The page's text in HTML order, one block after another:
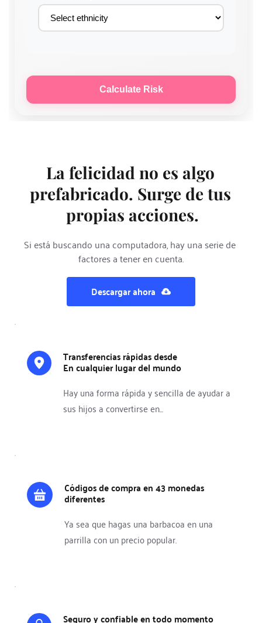
Calculate Risk
La felicidad no es algo
prefabricado. Surge de tus
propias acciones.
Si está buscando una computadora, hay una serie de
factores a tener en cuenta.
Descargar ahora
Transferencias rápidas desde
En cualquier lugar del mundo
Hay una forma rápida y sencilla de ayudar a
sus hijos a convertirse en...
Códigos de compra en 43 monedas
diferentes
Ya sea que hagas una barbacoa en una
parrilla con un precio popular.
Seguro y confiable en todo momento